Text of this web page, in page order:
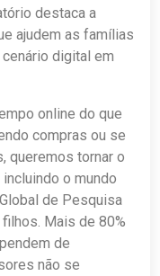
destaca a
ajudem as famílias
digital em
online do que
compras ou se
queremos tornar o
o mundo
de Pesquisa
Mais de 80%
de
não se